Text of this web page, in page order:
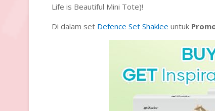
Life is Beautiful Mini Tote)!
Di dalam set Defence Set Shaklee untuk